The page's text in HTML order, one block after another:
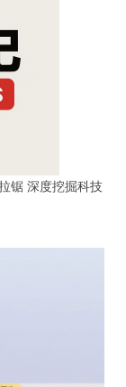
锯 深度挖掘科技